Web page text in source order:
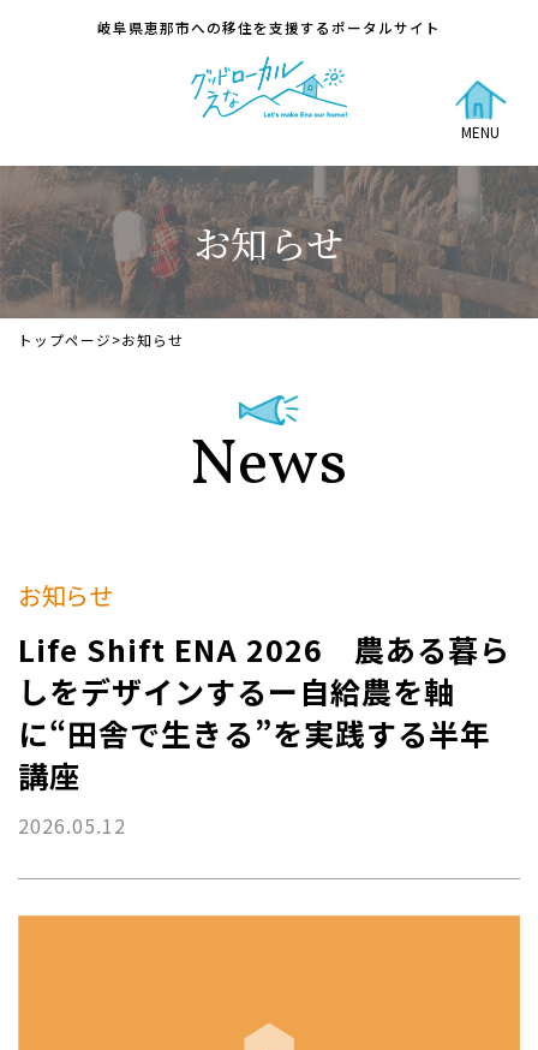
岐阜県恵那市への移住を支援するポータルサイト
MENU
お知らせ
トップページ>お知らせ
News
お知らせ
Life Shift ENA 2026 農ある暮ら
しをデザインするー自給農を軸
に“田舎で生きる”を実践する半年
講座
2026.05.12